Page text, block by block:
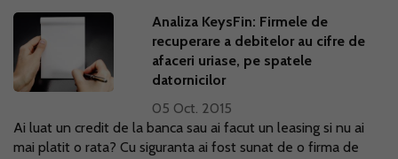
Analiza KeysFin: Firmele de
recuperare a debitelor au cifre de
afaceri uriase, pe spatele
datornicilor
05 Oct. 2015
Ai luat un credit de la banca sau ai facut un leasing si nu ai
mai platit o rata? Cu siguranta ai fost sunat de o firma de